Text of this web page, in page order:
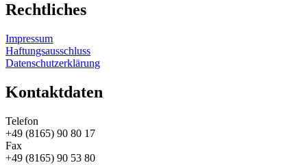
Rechtliches
Impressum
Haftungsausschluss
Datenschutzerklärung
Kontaktdaten
Telefon
+49 (8165) 90 80 17
Fax
+49 (8165) 90 53 80